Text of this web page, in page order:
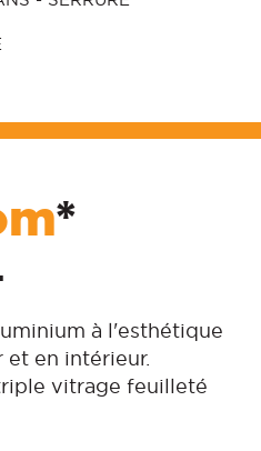
*
à l'esthétique
en intérieur.
vitrage feuilleté